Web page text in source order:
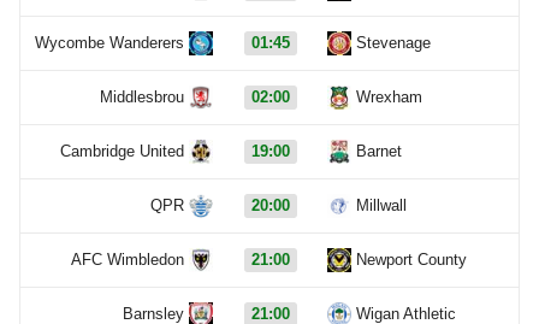
Wycombe Wanderers 01:45 Stevenage
Middlesbrou 02:00 Wrexham
Cambridge United 19:00 Barnet
QPR 20:00 Millwall
AFC Wimbledon 21:00 Newport County
Barnsley 21:00 Wigan Athletic